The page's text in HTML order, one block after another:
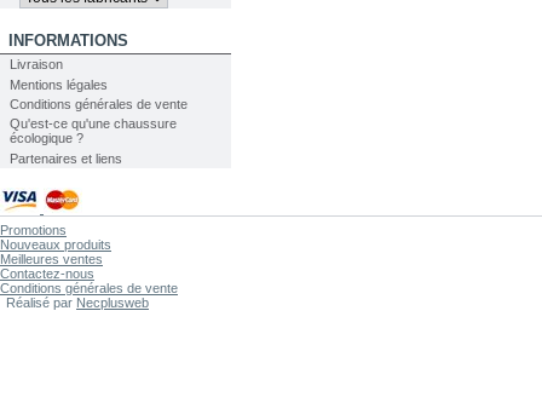
INFORMATIONS
Livraison
Mentions légales
Conditions générales de vente
Qu'est-ce qu'une chaussure
écologique ?
Partenaires et liens
Promotions
Nouveaux produits
Meilleures ventes
Contactez-nous
Conditions générales de vente
Réalisé par Necplusweb